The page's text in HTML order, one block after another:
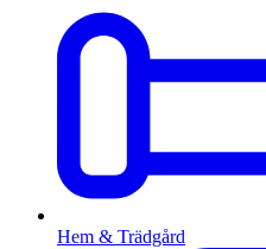
Hem & Trädgård